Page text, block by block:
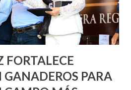
y Decreto 27 de Septiembre, en
Ojo de Agua, en la comunidad
los edificios de...
FORTALECE
PARA